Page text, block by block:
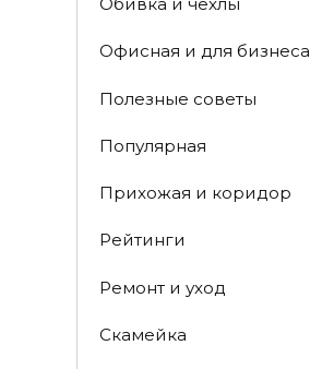
Офисная и для бизнеса
Полезные советы
Популярная
Прихожая и коридор
Рейтинги
Ремонт и уход
Скамейка